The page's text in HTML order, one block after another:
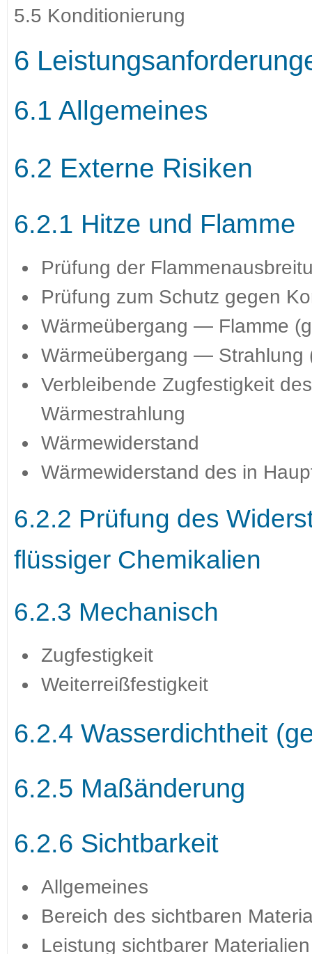
5.5 Konditionierung
6
6.1 Allgemeines
6.2 Externe Risiken
6.2.1 Hitze und Flamme
Prüfung der
Prüfung zum Schutz gegen
Wärmeübergang — Flamme
Wärmeübergang — Strahlung
Verbleibende Zugfestigkeit
Wärmestrahlung
Wärmewiderstand
Wärmewiderstand des in
6.2.2 Prüfung des
flüssiger Chemikalien
6.2.3 Mechanisch
Zugfestigkeit
Weiterreißfestigkeit
6.2.4 Wasserdichtheit
6.2.5 Maßänderung
6.2.6 Sichtbarkeit
Allgemeines
Bereich des sichtbaren
Leistung sichtbarer Materialien